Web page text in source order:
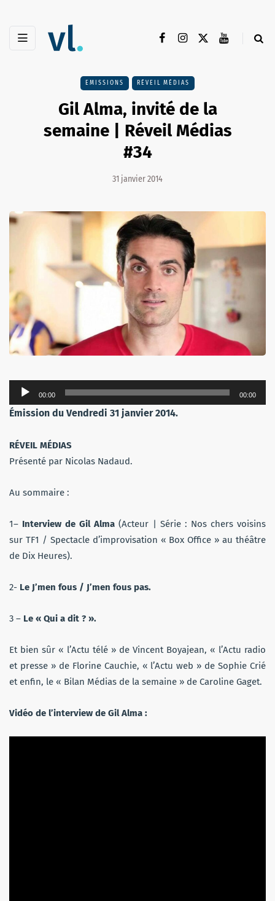
EMISSIONS RÉVEIL MÉDIAS
Gil Alma, invité de la
semaine | Réveil Médias
#34
31 janvier 2014
Lecteur
audio
00:00 00:00
Émission du Vendredi 31 janvier 2014.
RÉVEIL MÉDIAS
Présenté par Nicolas Nadaud.
Au sommaire :
1– Interview de Gil Alma (Acteur | Série : Nos chers voisins
sur TF1 / Spectacle d’improvisation « Box Office » au théâtre
de Dix Heures).
2- Le J’men fous / J’men fous pas.
3 – Le « Qui a dit ? ».
Et bien sûr « l’Actu télé » de Vincent Boyajean, « l’Actu radio
et presse » de Florine Cauchie, « l’Actu web » de Sophie Crié
et enfin, le « Bilan Médias de la semaine » de Caroline Gaget.
Vidéo de l’interview de Gil Alma :